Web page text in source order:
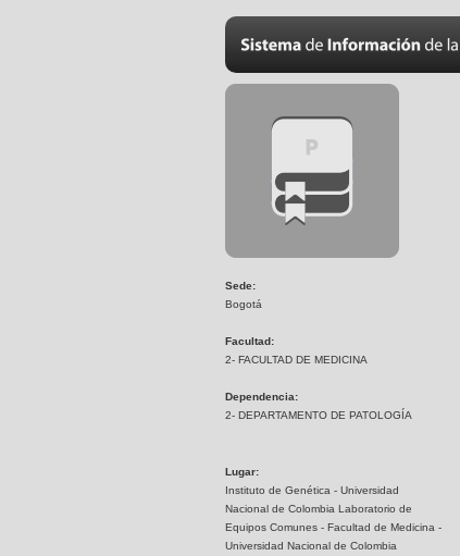
Sede:
Bogotá
Facultad:
2- FACULTAD DE MEDICINA
Dependencia:
2- DEPARTAMENTO DE PATOLOGÍA
Lugar:
Instituto de Genética - Universidad
Nacional de Colombia Laboratorio de
Equipos Comunes - Facultad de Medicina -
Universidad Nacional de Colombia